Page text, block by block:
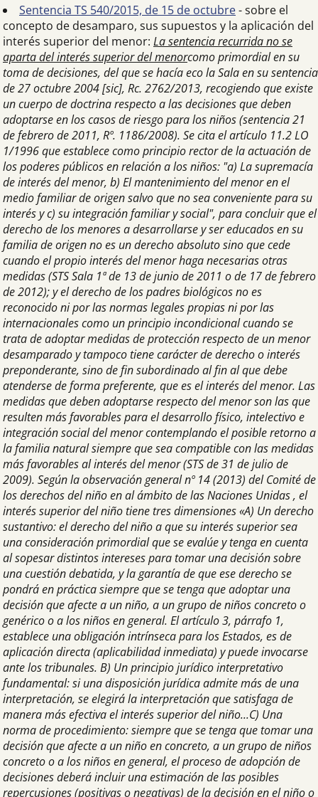
Sentencia TS 540/2015, de 15 de octubre- sobre el
concepto de desamparo, sus supuestos y la aplicación del
interés superior del menor: La sentencia recurrida no se
aparta del interés superior del menorcomo primordial en su
toma de decisiones, del que se hacía eco la Sala en su sentencia
de 27 octubre 2004 [sic], Rc. 2762/2013, recogiendo que existe
un cuerpo de doctrina respecto a las decisiones que deben
adoptarse en los casos de riesgo para los niños (sentencia 21
de febrero de 2011, Rº. 1186/2008). Se cita el artículo 11.2 LO
1/1996 que establece como principio rector de la actuación de
los poderes públicos en relación a los niños: "a) La supremacía
de interés del menor, b) El mantenimiento del menor en el
medio familiar de origen salvo que no sea conveniente para su
interés y c) su integración familiar y social", para concluir que el
derecho de los menores a desarrollarse y ser educados en su
familia de origen no es un derecho absoluto sino que cede
cuando el propio interés del menor haga necesarias otras
medidas (STS Sala 1ª de 13 de junio de 2011 o de 17 de febrero
de 2012); y el derecho de los padres biológicos no es
reconocido ni por las normas legales propias ni por las
internacionales como un principio incondicional cuando se
trata de adoptar medidas de protección respecto de un menor
desamparado y tampoco tiene carácter de derecho o interés
preponderante, sino de fin subordinado al fin al que debe
atenderse de forma preferente, que es el interés del menor. Las
medidas que deben adoptarse respecto del menor son las que
resulten más favorables para el desarrollo físico, intelectivo e
integración social del menor contemplando el posible retorno a
la familia natural siempre que sea compatible con las medidas
más favorables al interés del menor (STS de 31 de julio de
2009). Según la observación general nº 14 (2013) del Comité de
los derechos del niño en al ámbito de las Naciones Unidas , el
interés superior del niño tiene tres dimensiones «A) Un derecho
sustantivo: el derecho del niño a que su interés superior sea
una consideración primordial que se evalúe y tenga en cuenta
al sopesar distintos intereses para tomar una decisión sobre
una cuestión debatida, y la garantía de que ese derecho se
pondrá en práctica siempre que se tenga que adoptar una
decisión que afecte a un niño, a un grupo de niños concreto o
genérico o a los niños en general. El artículo 3, párrafo 1,
establece una obligación intrínseca para los Estados, es de
aplicación directa (aplicabilidad inmediata) y puede invocarse
ante los tribunales. B) Un principio jurídico interpretativo
fundamental: si una disposición jurídica admite más de una
interpretación, se elegirá la interpretación que satisfaga de
manera más efectiva el interés superior del niño...C) Una
norma de procedimiento: siempre que se tenga que tomar una
decisión que afecte a un niño en concreto, a un grupo de niños
concreto o a los niños en general, el proceso de adopción de
decisiones deberá incluir una estimación de las posibles
repercusiones (positivas o negativas) de la decisión en el niño o